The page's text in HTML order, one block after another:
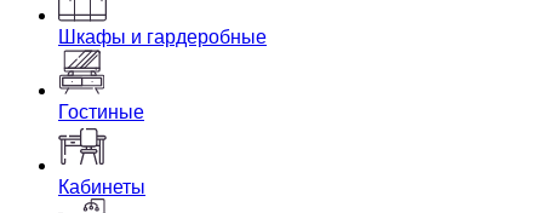
Шкафы и гардеробные
Гостиные
Кабинеты